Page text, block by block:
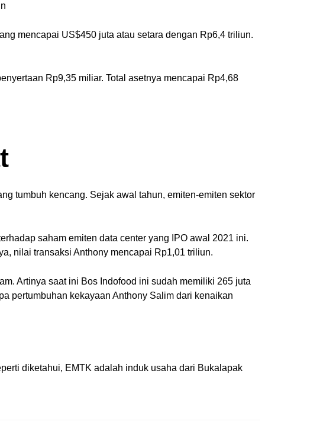
mencapai US$450 juta atau setara dengan Rp6,4 triliun.
Rp9,35 miliar. Total asetnya mencapai Rp4,68
tumbuh kencang. Sejak awal tahun, emiten-emiten sektor
saham emiten data center yang IPO awal 2021 ini.
nilai transaksi Anthony mencapai Rp1,01 triliun.
Artinya saat ini Bos Indofood ini sudah memiliki 265 juta
pertumbuhan kekayaan Anthony Salim dari kenaikan
diketahui, EMTK adalah induk usaha dari Bukalapak